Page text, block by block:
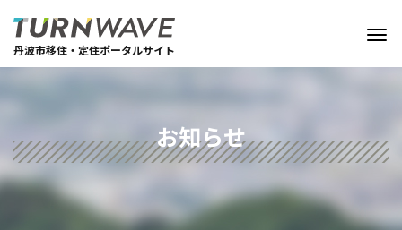
丹波市移住・定住ポータルサイト
お知らせ